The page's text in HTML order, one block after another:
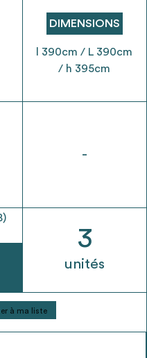
à sa liste et son envoi ne
DIMENSIONS
l 390cm / L 390cm
/ h 395cm
-
3
unités
à ma liste